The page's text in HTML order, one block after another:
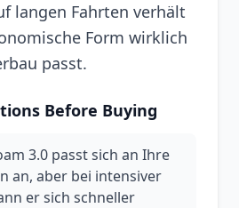
langen Fahrten verhält
Form wirklich
passt.
Before Buying
3.0 passt sich an Ihre
an, aber bei intensiver
er sich schneller